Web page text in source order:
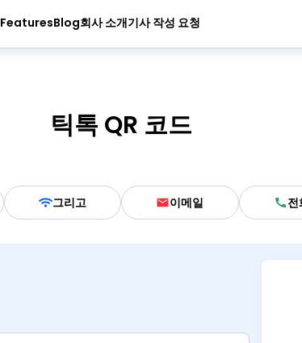
FeaturesBlog회사 소개기사 작성 요청
틱톡 QR 코드
그리고 이메일 전